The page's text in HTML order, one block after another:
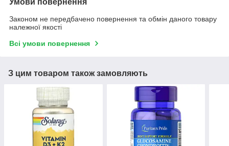
Умови повернення
Законом не передбачено повернення та обмін даного товару
належної якості
Всі умови повернення
З цим товаром також замовляють